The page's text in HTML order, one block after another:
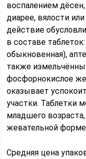
воспалением
диарее, вялости
действие
в составе
обыкновенная),
также
фосфорнокислое
оказывает
участки. Таблетки
младшего
жевательной
Средняя цена